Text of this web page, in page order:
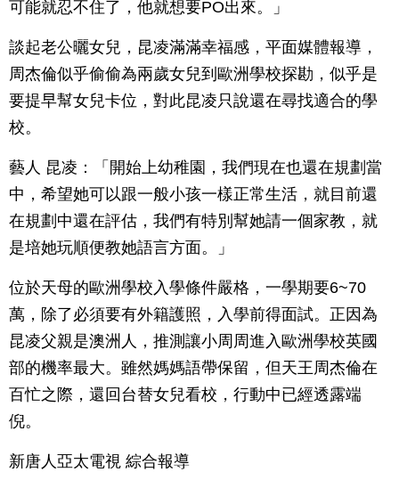
可能就忍不住了，他就想要PO出來。」
談起老公曬女兒，昆凌滿滿幸福感，平面媒體報導，
周杰倫似乎偷偷為兩歲女兒到歐洲學校探勘，似乎是
要提早幫女兒卡位，對此昆凌只說還在尋找適合的學
校。
藝人 昆凌：「開始上幼稚園，我們現在也還在規劃當
中，希望她可以跟一般小孩一樣正常生活，就目前還
在規劃中還在評估，我們有特別幫她請一個家教，就
是培她玩順便教她語言方面。」
位於天母的歐洲學校入學條件嚴格，一學期要6~70
萬，除了必須要有外籍護照，入學前得面試。正因為
昆凌父親是澳洲人，推測讓小周周進入歐洲學校英國
部的機率最大。雖然媽媽語帶保留，但天王周杰倫在
百忙之際，還回台替女兒看校，行動中已經透露端
倪。
新唐人亞太電視 綜合報導